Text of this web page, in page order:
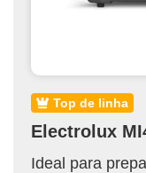
top de linha
Electrolux
Ideal para